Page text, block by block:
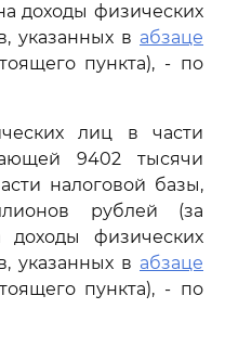
доходы физических
указанных в абзаце
пункта), - по
лиц в части
9402 тысячи
налоговой базы,
рублей (за
физических
указанных в абзаце
пункта), - по